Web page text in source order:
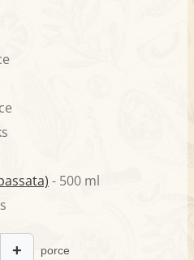
- 500 ml
+ porce